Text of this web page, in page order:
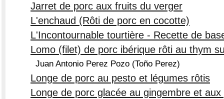
Jarret de porc aux fruits du verger
L'enchaud (Rôti de porc en cocotte)
L'Incontournable tourtière - Recette de
Lomo (filet) de porc ibérique rôti au thym
Juan Antonio Perez Pozo (Toño Perez)
Longe de porc au pesto et légumes rôtis
Longe de porc glacée au gingembre et aux